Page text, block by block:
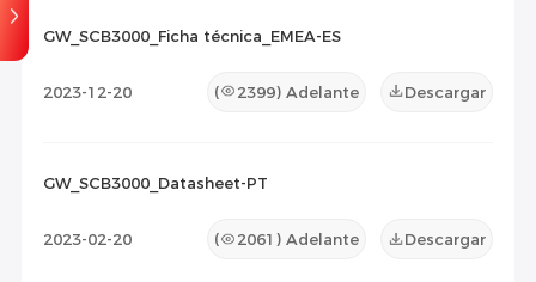
GW_SCB3000_Ficha técnica_EMEA-ES
2023-12-20 ( 2399) Adelante Descargar
GW_SCB3000_Datasheet-PT
2023-02-20 ( 2061 ) Adelante Descargar